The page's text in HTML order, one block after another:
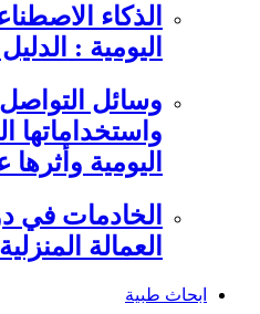
اليومية :
وسائل
واستخداماتها
اليومية
الخادمات في
العمالة
ابحاث طبية